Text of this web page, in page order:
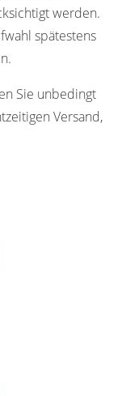
werden.
spätestens
Sie unbedingt
Versand,